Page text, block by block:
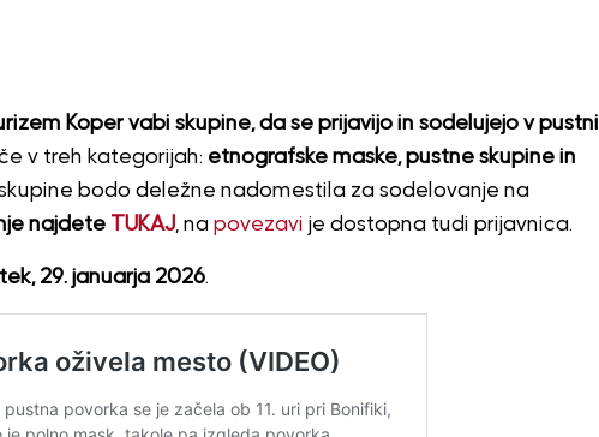
Koper vabi skupine, da se prijavijo in sodelujejo v pustni
v treh kategorijah: etnografske maske, pustne skupine in
bodo deležne nadomestila za sodelovanje na
najdete TUKAJ, na povezavi je dostopna tudi prijavnica.
29. januarja 2026.